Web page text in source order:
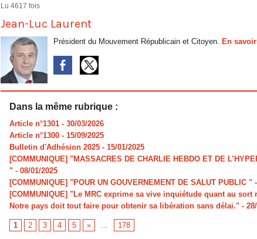
Lu 4617 fois
Jean-Luc Laurent
Président du Mouvement Républicain et Citoyen. En
Dans la même rubrique :
Article n°1301 - 30/03/2026
Article n°1300 - 15/09/2025
Bulletin d'Adhésion 2025 - 15/01/2025
[COMMUNIQUE] "MASSACRES DE CHARLIE HEBDO ET DE
" - 08/01/2025
[COMMUNIQUE] "POUR UN GOUVERNEMENT DE SALUT PUBLIC "
[COMMUNIQUE] "Le MRC exprime sa vive inquiétude quant au sort
Notre pays doit tout faire pour obtenir sa libération sans délai." -
1 2 3 4 5 » ... 178